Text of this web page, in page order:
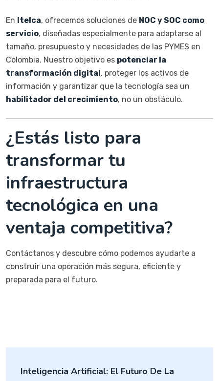
En Itelca, ofrecemos soluciones de NOC y SOC como
servicio, diseñadas especialmente para adaptarse al
tamaño, presupuesto y necesidades de las PYMES en
Colombia. Nuestro objetivo es potenciar la
transformación digital, proteger los activos de
información y garantizar que la tecnología sea un
habilitador del crecimiento, no un obstáculo.
¿Estás listo para
transformar tu
infraestructura
tecnológica en una
ventaja competitiva?
Contáctanos y descubre cómo podemos ayudarte a
construir una operación más segura, eficiente y
preparada para el futuro.
Inteligencia Artificial: El Futuro De La